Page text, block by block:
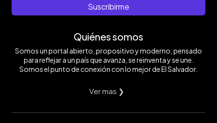
Suscribirme
Quiénes somos
Somos un portal abierto, propositivo y moderno, pensado
para reflejar a un país que avanza, se reinventa y se une.
Somos el punto de conexión con lo mejor de El Salvador.
Ver mas ❯